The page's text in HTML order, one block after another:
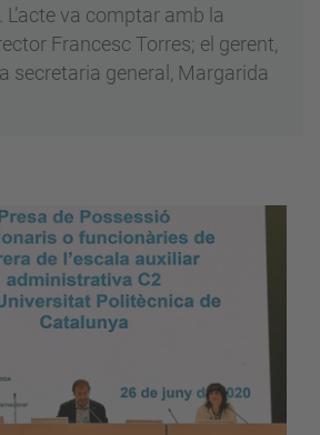
va comptar amb la
Francesc Torres; el gerent,
secretaria general, Margarida